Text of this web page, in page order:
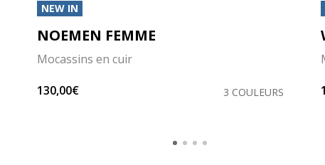
NEW IN
NOEMEN FEMME
Mocassins en cuir
130,00€
3 COULEURS